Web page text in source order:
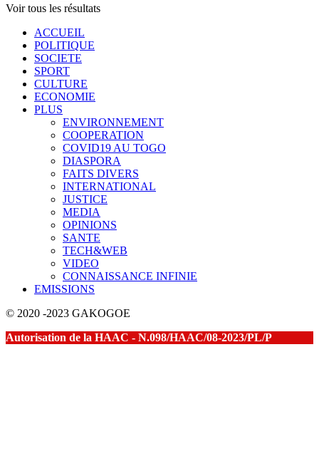
Voir tous les résultats
ACCUEIL
POLITIQUE
SOCIETE
SPORT
CULTURE
ECONOMIE
PLUS
ENVIRONNEMENT
COOPERATION
COVID19 AU TOGO
DIASPORA
FAITS DIVERS
INTERNATIONAL
JUSTICE
MEDIA
OPINIONS
SANTE
TECH&WEB
VIDEO
CONNAISSANCE INFINIE
EMISSIONS
© 2020 -2023 GAKOGOE
Autorisation de la HAAC - N.098/HAAC/08-2023/PL/P